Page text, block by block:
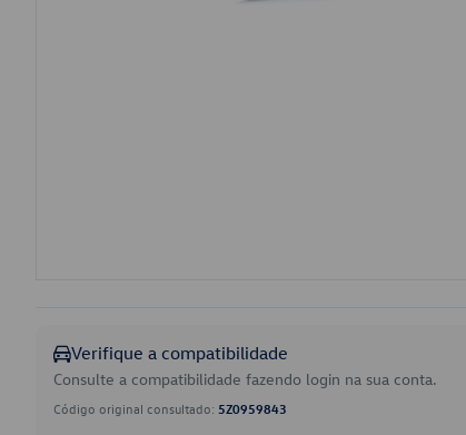
Verifique a compatibilidade
Consulte a compatibilidade fazendo login na sua conta.
Código original consultado: 5Z0959843